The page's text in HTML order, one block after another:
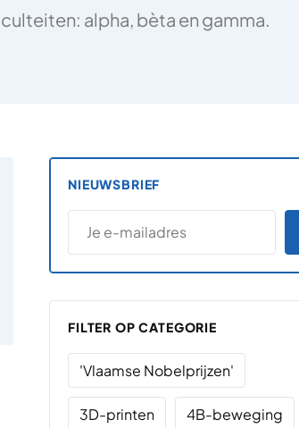
alpha, bèta en gamma.
NIEUWSBRIEF
E-MAILADRES
*
FILTER OP CATEGORIE
'Vlaamse Nobelprijzen'
3D-printen 4B-beweging